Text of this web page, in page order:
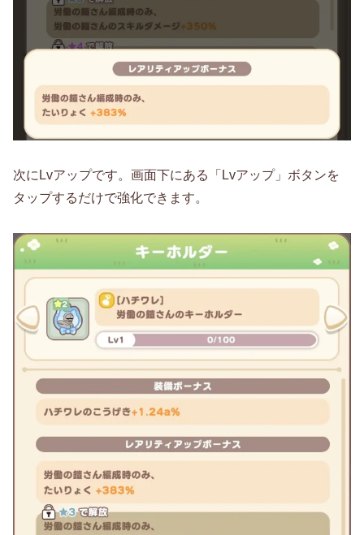
次にLvアップです。画面下にある「Lvアップ」ボタンを
タップするだけで強化できます。